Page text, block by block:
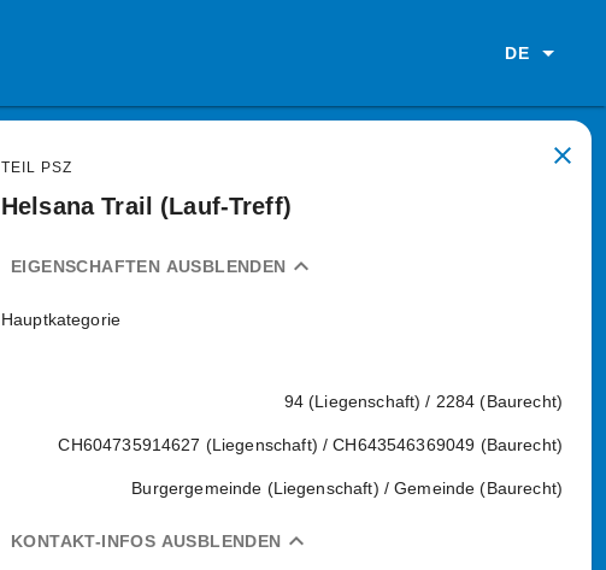
DE
close
TEIL PSZ
Helsana Trail (Lauf-Treff)
expand_less
EIGENSCHAFTEN AUSBLENDEN
Hauptkategorie
94 (Liegenschaft) / 2284 (Baurecht)
CH604735914627 (Liegenschaft) / CH643546369049 (Baurecht)
Burgergemeinde (Liegenschaft) / Gemeinde (Baurecht)
expand_less
KONTAKT-INFOS AUSBLENDEN